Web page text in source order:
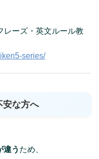
ーズ・英文ルール教
series/
安な方へ
違う ため、